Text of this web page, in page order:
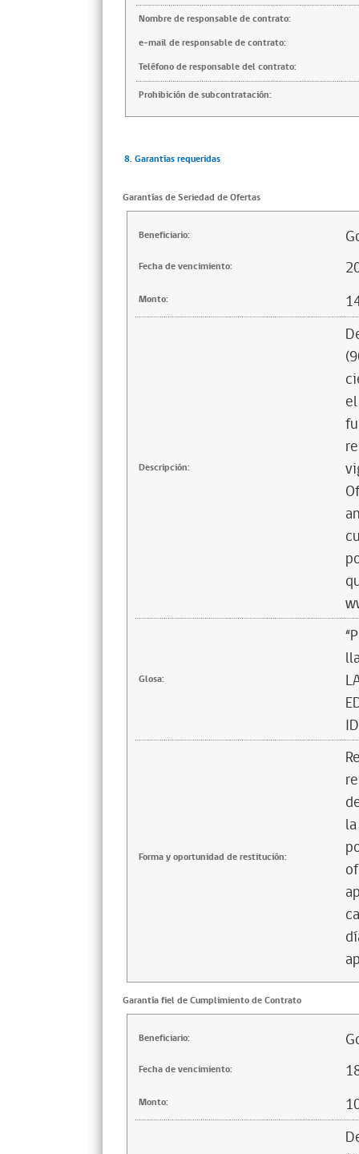
Nombre de responsable de contrato:
e-mail de responsable de contrato:
Teléfono de responsable del contrato:
Prohibición de subcontratación:
8. Garantías requeridas
Garantías de Seriedad de Ofertas
Beneficiario:
Fecha de vencimiento:
Monto:
Descripción:
Glosa:
Forma y oportunidad de restitución:
Garantía fiel de Cumplimiento de Contrato
Beneficiario:
Fecha de vencimiento:
Monto: